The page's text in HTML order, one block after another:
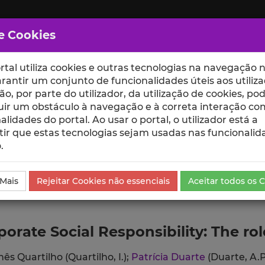
ESCOLAS UNIDADES
Comunicação
Social Responsibility: The
Quartilho (Quartilho, I.); Patrícia Duarte (Duarte,
Cookies
utiliza cookies e outras tecnologias na navegação
um conjunto de funcionalidades úteis aos
por parte do utilizador, da utilização de cookies,
um obstáculo à navegação e à correta interação
do portal. Ao usar o portal, o utilizador está a
que estas tecnologias sejam usadas nas
Rejeitar Cookies não essenciais Aceitar todos os